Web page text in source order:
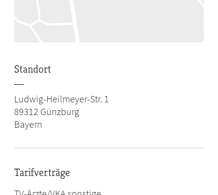
Standort
Ludwig-Heilmeyer-Str. 1
89312 Günzburg
Bayern
Tarifverträge